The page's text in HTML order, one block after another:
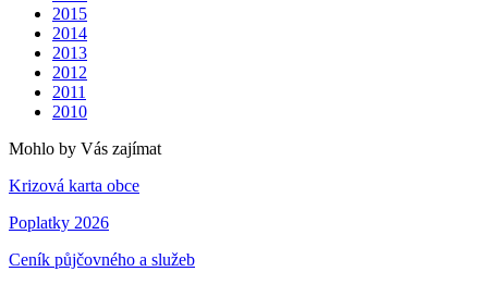
2015
2014
2013
2012
2011
2010
Mohlo by Vás zajímat
Krizová karta obce
Poplatky 2026
Ceník půjčovného a služeb